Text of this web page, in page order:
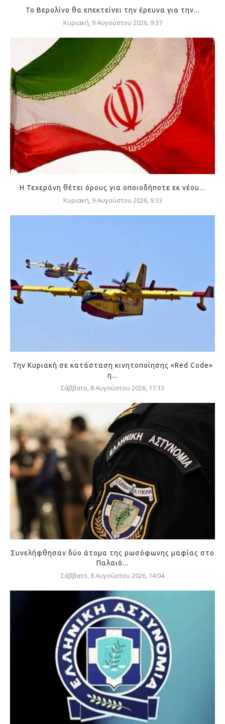
Το Βερολίνο θα επεκτείνει την έρευνα για την...
Κυριακή, 9 Αυγούστου 2026, 9:37
Η Τεχεράνη θέτει όρους για οποιοδήποτε εκ νέου...
Κυριακή, 9 Αυγούστου 2026, 9:33
Την Κυριακή σε κατάσταση κινητοποίησης «Red Code»
η...
Σάββατο, 8 Αυγούστου 2026, 17:13
Συνελήφθησαν δύο άτομα της ρωσόφωνης μαφίας στο
Παλαιό...
Σάββατο, 8 Αυγούστου 2026, 14:04